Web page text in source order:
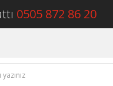
0505 872 86 20